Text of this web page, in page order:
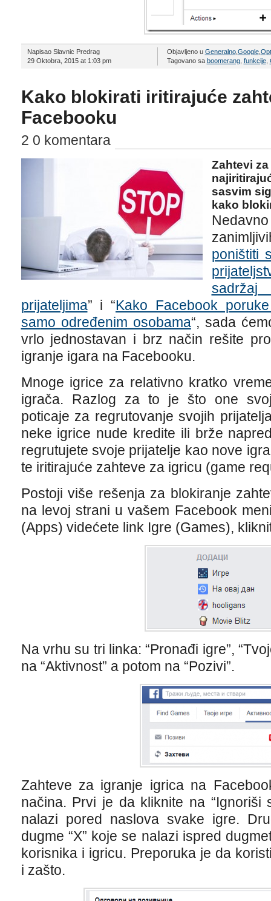
Napisao Slavnic Predrag
29 Oktobra, 2015 at 1:03 pm
Objavljeno u Generalno, Google,
Tagovano sa boomerang, funkcije,
Kako blokirati iritirajuće
Facebooku
2 0 komentara
Zahtevi
sasvim
kako
poništiti
prijateljima” i “Kako Facebook
samo određenim osobama“, sada
vrlo jednostavan i brz način rešite
igranje igara na Facebooku.
Mnoge igrice za relativno kratko
igrača. Razlog za to je što one
poticaje za regrutovanje svojih
neke igrice nude kredite ili brže
regrutujete svoje prijatelje kao nove
te iritirajuće zahteve za igricu (game
Postoji više rešenja za blokiranje
na levoj strani u vašem Facebook
(Apps) videćete link Igre (Games),
Na vrhu su tri linka: “Pronađi igre”,
na “Aktivnost” a potom na “Pozivi”.
Zahteve za igranje igrica na
načina. Prvi je da kliknite na “Ignoriši
nalazi pored naslova svake igre.
dugme “X” koje se nalazi ispred
korisnika i igricu. Preporuka je da
i zašto.